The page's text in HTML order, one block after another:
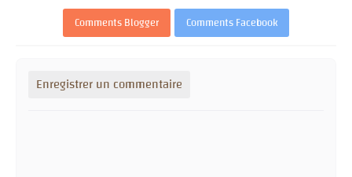
Comments Blogger Comments Facebook
Enregistrer un commentaire